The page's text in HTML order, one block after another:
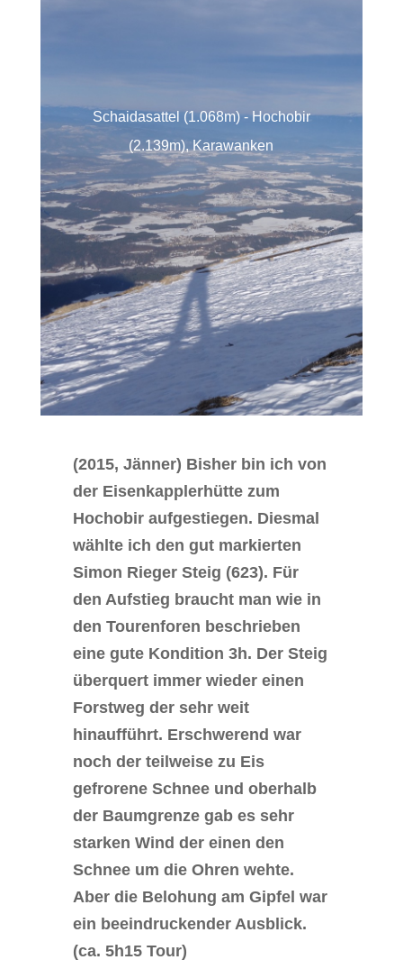
Schaidasattel (1.068m) - Hochobir
(2.139m), Karawanken
(2015, Jänner) Bisher bin ich von
der Eisenkapplerhütte zum
Hochobir aufgestiegen. Diesmal
wählte ich den gut markierten
Simon Rieger Steig (623). Für
den Aufstieg braucht man wie in
den Tourenforen beschrieben
eine gute Kondition 3h. Der Steig
überquert immer wieder einen
Forstweg der sehr weit
hinaufführt. Erschwerend war
noch der teilweise zu Eis
gefrorene Schnee und oberhalb
der Baumgrenze gab es sehr
starken Wind der einen den
Schnee um die Ohren wehte.
Aber die Belohung am Gipfel war
ein beeindruckender Ausblick.
(ca. 5h15 Tour)